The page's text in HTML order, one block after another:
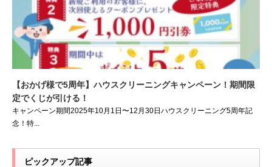
【おかげ様で5周年】ハウスクリーニングキャンペーン！期間限
定でくじが引ける！
キャンペーン期間2025年10月1日〜12月30日ハウスクリーニング5周年記
念！特...
ピックアップ記事